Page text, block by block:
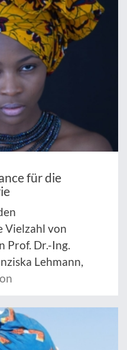
für die
Vielzahl von
Prof. Dr.-Ing.
Lehmann,